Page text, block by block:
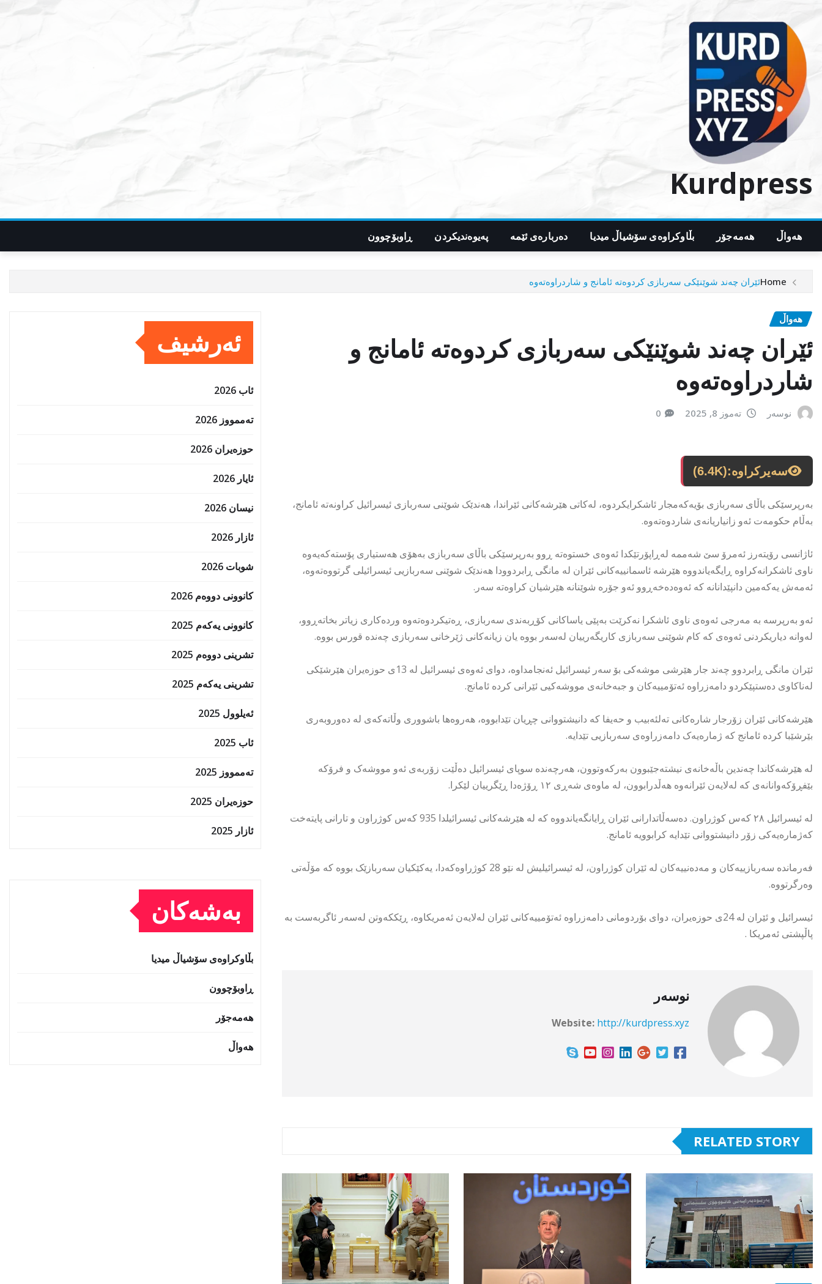
content
Kurdpress
هەواڵ هەمەجۆر بڵاوکراوەی سۆشیاڵ میدیا دەربارەی ئێمە پەیوەندیکردن ڕاوبۆچوون
Homeئێران چەند شوێنێکى سەربازی کردوەتە ئامانج و شاردراوەتەوە
هەواڵ
ئێران چەند شوێنێکى سەربازی کردوەتە ئامانج و
شاردراوەتەوە
نوسەر تەموز 8, 2025 0
سەیرکراوە:(6.4K)
بەرپرسێکى باڵاى سەربازى بۆیەکەمجار ئاشکرایکردوە، لەکاتى هێرشەکانى ئێراندا، هەندێک شوێنی سەربازی ئیسرائیل کراونەتە ئامانج،
بەڵام حکومەت ئەو زانیاریانەى شاردوەتەوە.
ئاژانسى رۆیتەرز ئەمرۆ سێ شەممە لەڕاپۆرتێکدا ئەوەى خستوەتە ڕوو بەرپرسێکى باڵاى سەربازى بەهۆى هەستیارى پۆستەکەیەوە
ناوى ئاشکرانەکراوە ڕایگەیاندووە هێرشە ئاسمانییەکانی ئێران لە مانگی ڕابردوودا هەندێک شوێنی سەربازیی ئیسرائیلی گرتووەتەوە،
ئەمەش یەکەمین دانپێدانانە کە ئەوەدەخەڕوو ئەو جۆرە شوێنانە هێرشیان کراوەتە سەر.
ئەو بەرپرسە بە مەرجی ئەوەی ناوی ئاشکرا نەکرێت بەپێی یاساکانی کۆڕبەندی سەربازی، ڕەتیکردوەتەوە وردەکاری زیاتر بخاتەڕوو،
لەوانە دیاریکردنی ئەوەی کە کام شوێنی سەربازی کاریگەرییان لەسەر بووە یان زیانەکانی ژێرخانی سەربازی چەندە قورس بووە.
ئێران مانگی ڕابردوو چەند جار هێرشی موشەکى بۆ سەر ئیسرائیل ئەنجامداوە، دوای ئەوەی ئیسرائیل لە 13ی حوزەیران هێرشێکی
لەناکاوی دەستپێکردو دامەزراوە ئەتۆمییەکان و جبەخانەی مووشەکیی ئێرانی کردە ئامانج.
هێرشەکانی ئێران زۆرجار شارەکانی تەلئەبیب و حەیفا کە دانیشتووانی چڕیان تێدابووە، هەروەها باشووری وڵاتەکەی لە دەوروبەری
بێرشێبا کردە ئامانج کە ژمارەیەک دامەزراوەی سەربازیی تێدایە.
لە هێرشەکاندا چەندین باڵەخانەی نیشتەجێبوون بەرکەوتوون، هەرچەندە سوپای ئیسرائیل دەڵێت زۆربەی ئەو مووشەک و فرۆکە
بێفڕۆکەوانانەی کە لەلایەن ئێرانەوە هەڵدرابوون، لە ماوەی شەڕی ١٢ ڕۆژەدا ڕێگرییان لێکرا.
لە ئیسرائیل ٢٨ کەس کوژراون. دەسەڵاتدارانی ئێران ڕایانگەیاندووە کە لە هێرشەکانی ئیسرائیلدا 935 کەس کوژراون و تارانی پایتەخت
کەژمارەیەکى زۆر دانیشتووانی تێدایە کرابوویە ئامانج.
فەرماندە سەربازییەکان و مەدەنییەکان لە ئێران کوژراون، لە ئیسرائیلیش لە نێو 28 کوژراوەکەدا، یەکێکیان سەربازێک بووە کە مۆڵەتی
وەرگرتووە.
ئیسرائیل و ئێران لە 24ی حوزەیران، دوای بۆردومانی دامەزراوە ئەتۆمییەکانی ئێران لەلایەن ئەمریکاوە، ڕێککەوتن لەسەر ئاگربەست بە
پاڵپشتی ئەمریکا .
نوسەر
Website: http://kurdpress.xyz
RELATED STORY
ئەرشیف
ئاب 2026
تەممووز 2026
حوزه‌یران 2026
ئایار 2026
نیسان 2026
ئازار 2026
شوبات 2026
کانوونی دووەم 2026
کانوونی یەکەم 2025
تشرینی دووەم 2025
تشرینی یەکەم 2025
ئەیلوول 2025
ئاب 2025
تەممووز 2025
حوزه‌یران 2025
ئازار 2025
بەشەکان
بڵاوکراوەی سۆشیاڵ میدیا
ڕاوبۆچوون
هەمەجۆر
هەواڵ